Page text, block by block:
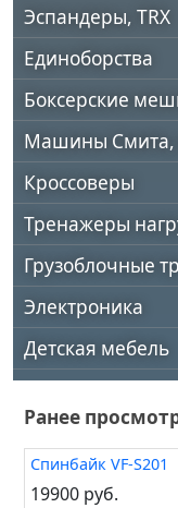
Эспандеры, TRX
Единоборства
Боксерские
Машины Смита,
Кроссоверы
Тренажеры
Грузоблочные
Электроника
Детская мебель
Ранее
Спинбайк VF-S201
19900 руб.